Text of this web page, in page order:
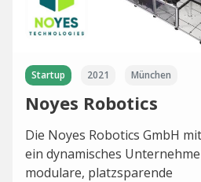
Startup 2021 München
Noyes Robotics
Die Noyes Robotics GmbH
ein dynamisches
modulare, platzsparende